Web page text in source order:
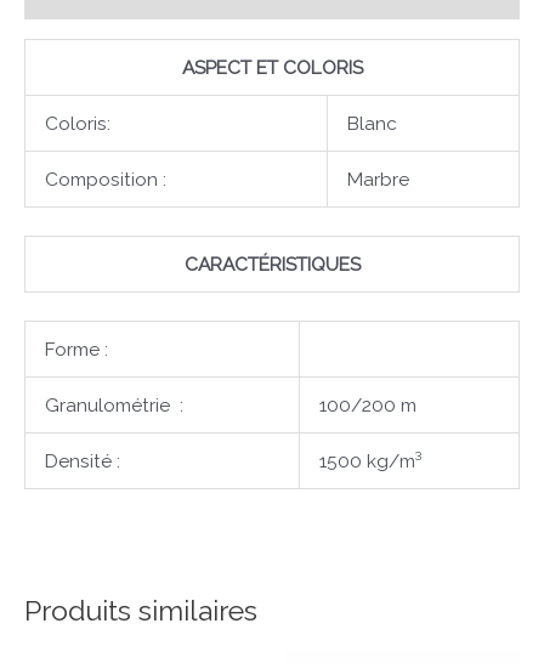
ASPECT ET COLORIS
Coloris: Blanc
Composition : Marbre
CARACTÉRISTIQUES
Forme :
Granulométrie : 100/200 m
Densité : 1500 kg/m³
Produits similaires